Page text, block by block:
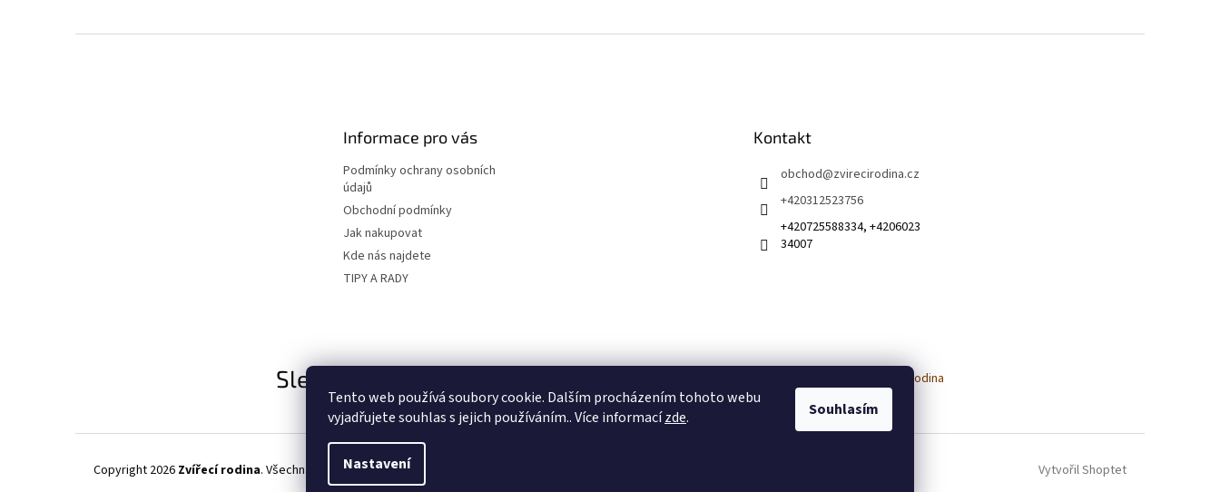
Tento web používá soubory cookie. Dalším procházením tohoto webu
vyjadřujete souhlas s jejich používáním.. Více informacízde.
Nastavení
Souhlasím
Informace pro vás
Podmínky ochrany osobních
údajů
Obchodní podmínky
Jak nakupovat
Kde nás najdete
TIPY A RADY
Kontakt
obchod@zvirecirodina.cz
+420312523756
+420725588334, +4206023
34007
Sledujte nás na sociálních sítích
Vytvořil Shoptet
Copyright 2026 Zvířecí rodina. Všechna práva vyhrazena.